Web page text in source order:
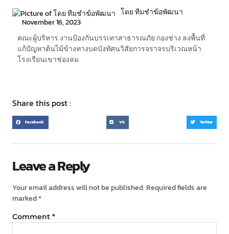
โดย ทีมชำฆ้อพัฒนา
November 16, 2023
คณะผู้บริหาร งานป้องกันบรรเทาสาธารณภัย กองช่าง ลงพื้นที่
แก้ปัญหาต้นไม้ข้างทางบดบังทัศนวิสัยการจราจรบริเวณหน้า
โรงเรียนเขาช่องลม
Share this post :
Facebook VK Twitter
Leave a Reply
Your email address will not be published. Required fields are
marked*
Comment *